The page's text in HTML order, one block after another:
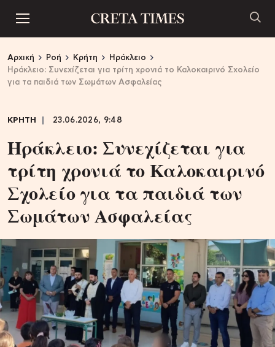
Αρχική Ροή Κρήτη
Ηράκλειο
Ηράκλειο: Συνεχίζεται για τρίτη χρονιά το Καλοκαιρινό Σχολείο
για τα παιδιά των Σωμάτων Ασφαλείας
ΚΡΗΤΗ 23.06.2026, 9:48
Ηράκλειο: Συνεχίζεται για
τρίτη χρονιά το Καλοκαιρινό
Σχολείο για τα παιδιά των
Σωμάτων Ασφαλείας